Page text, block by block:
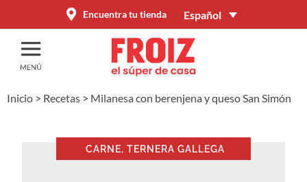
Encuentra tu tienda Español
Inicio > Recetas > Milanesa con berenjena y queso San Simón
CARNE, TERNERA GALLEGA